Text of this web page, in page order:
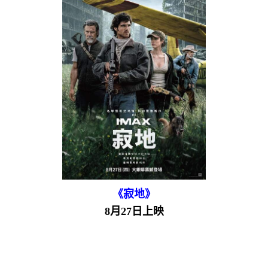
《寂地》
8月27日上映